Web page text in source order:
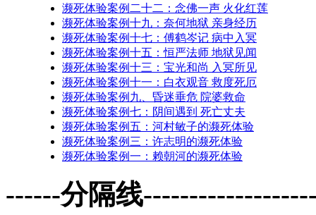
濒死体验案例二十二：念佛一声 火化红莲
濒死体验案例十九：奈何地狱 亲身经历
濒死体验案例十七：傅鹤岑记 病中入冥
濒死体验案例十五：恒严法师 地狱见闻
濒死体验案例十三：宝光和尚 入冥所见
濒死体验案例十一：白衣观音 救度死厄
濒死体验案例九、昏迷垂危 院婆救命
濒死体验案例七：阴间遇到 死亡丈夫
濒死体验案例五：河村敏子的濒死体验
濒死体验案例三：许志明的濒死体验
濒死体验案例一：赖朝河的濒死体验
------分隔线